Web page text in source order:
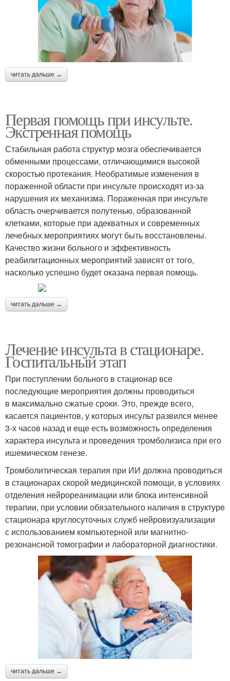
читать дальше →
Первая помощь при инсульте.
Экстренная помощь
Стабильная работа структур мозга обеспечивается
обменными процессами, отличающимися высокой
скоростью протекания. Необратимые изменения в
пораженной области при инсульте происходят из-за
нарушения их механизма. Пораженная при инсульте
область очерчивается полутенью, образованной
клетками, которые при адекватных и современных
лечебных мероприятиях могут быть восстановлены.
Качество жизни больного и эффективность
реабилитационных мероприятий зависят от того,
насколько успешно будет оказана первая помощь.
читать дальше →
Лечение инсульта в стационаре.
Госпитальный этап
При поступлении больного в стационар все
последующие мероприятия должны проводиться
в максимально сжатые сроки. Это, прежде всего,
касается пациентов, у которых инсульт развился менее
3-х часов назад и еще есть возможность определения
характера инсульта и проведения тромболизиса при его
ишемическом генезе.
Тромболитическая терапия при ИИ должна проводиться
в стационарах скорой медицинской помощи, в условиях
отделения нейрореанимации или блока интенсивной
терапии, при условии обязательного наличия в структуре
стационара круглосуточных служб нейровизуализации
с использованием компьютерной или магнитно-
резонансной томографии и лабораторной диагностики.
читать дальше →